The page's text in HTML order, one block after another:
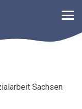
Sachsen